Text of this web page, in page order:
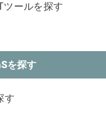
ツールを探す
を探す
す